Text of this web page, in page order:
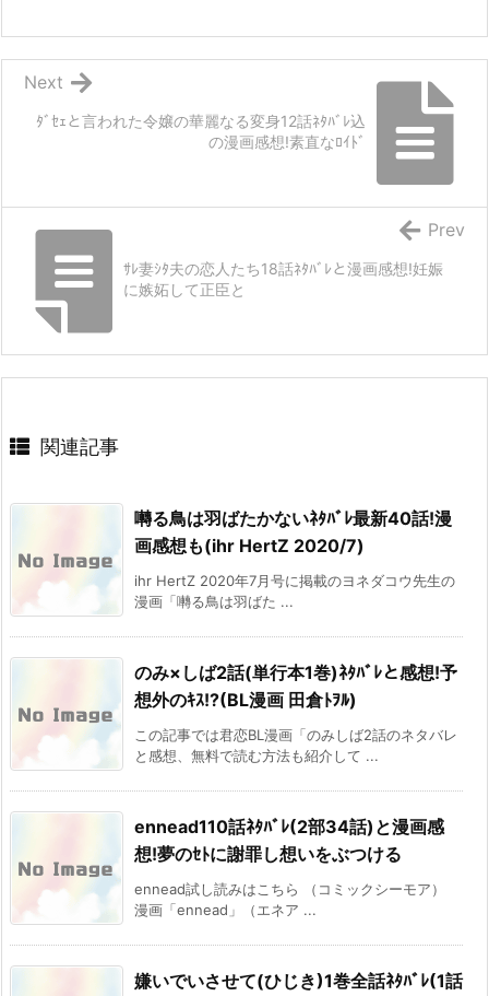
ﾀﾞｾｪと言われた令嬢の華麗なる変身12話ﾈﾀﾊﾞﾚ込
の漫画感想!素直なﾛｲﾄﾞ
Next
ｻﾚ妻ｼﾀ夫の恋人たち18話ﾈﾀﾊﾞﾚと漫画感想!妊娠
に嫉妬して正臣と
Prev
関連記事
囀る鳥は羽ばたかないﾈﾀﾊﾞﾚ最新40話!漫
画感想も(ihr HertZ 2020/7)
ihr HertZ 2020年7月号に掲載のヨネダコウ先生の
漫画「囀る鳥は羽ばた ...
のみ×しば2話(単行本1巻)ﾈﾀﾊﾞﾚと感想!予
想外のｷｽ!?(BL漫画 田倉ﾄｦﾙ)
この記事では君恋BL漫画「のみしば2話のネタバレ
と感想、無料で読む方法も紹介して ...
ennead110話ﾈﾀﾊﾞﾚ(2部34話)と漫画感
想!夢のｾﾄに謝罪し想いをぶつける
ennead試し読みはこちら （コミックシーモア）
漫画「ennead」（エネア ...
嫌いでいさせて(ひじき)1巻全話ﾈﾀﾊﾞﾚ(1話